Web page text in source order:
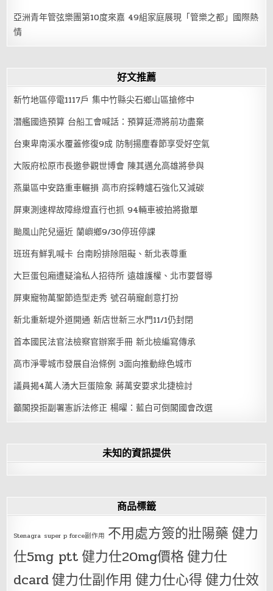
亞洲青年管弦樂團第10度來嘉 49組家庭展現「管樂之都」國際熱
情
好文推薦
新竹地區停電1117戶 集中竹縣尖石鄉山區搶修中
潛艦國造預算 台船工會喊話：預算延滯將前功盡棄
台東卑南溪水覆蓋修復9成 防制揚塵春節享受好空氣
大阪府松原市長邀參觀世博會 陳其邁允高雄將參與
燕巢區中安路重車輾損 高市府採轉爐石強化又減碳
屏東測速桿故障綠燈直行也抓 94輛車被拍將撤單
颱風山陀兒逼近 蘭嶼鄉9/30停班停課
班班有鮮乳喊卡 台南盼排除阻礙、新北表尊重
大巨蛋包廂遭疑淪私人招待所 遠雄護權、北市要督導
屏東寵物萬聖節造型走秀 號召萌寵創意打扮
新北重新堤外道開通 新店世新三水門11/1仍封閉
首本國民法官法檢察官辦案手冊 新北檢編寫傳承
高市淨零城市發展自治條例 3面向推動綠色城市
議員揭4萬人湧大巨蛋險象 蔣萬安要求北捷檢討
籲閣揆拒副署憲訴法修正 楊曜：藍白可倒閣國會改選
未知的資訊提供
商品標籤
Stenagra super p force副作用 不用處方簽的壯陽藥健力
仕5mg ptt健力仕20mg價格健力仕
dcard健力仕副作用 健力仕心得健力仕效